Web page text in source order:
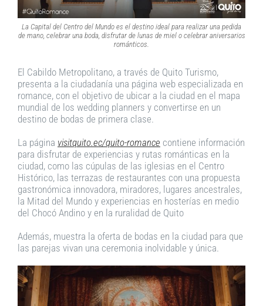
La Capital del Centro del Mundo es el destino ideal para realizar una pedida
de mano, celebrar una boda, disfrutar de lunas de miel o celebrar aniversarios
románticos.
El Cabildo Metropolitano, a través de Quito Turismo,
presenta a la ciudadanía una página web especializada en
romance, con el objetivo de ubicar a la ciudad en el mapa
mundial de los wedding planners y convertirse en un
destino de bodas de primera clase.
La página visitquito.ec/quito-romance contiene información
para disfrutar de experiencias y rutas románticas en la
ciudad, como las cúpulas de las iglesias en el Centro
Histórico, las terrazas de restaurantes con una propuesta
gastronómica innovadora, miradores, lugares ancestrales,
la Mitad del Mundo y experiencias en hosterías en medio
del Chocó Andino y en la ruralidad de Quito
Además, muestra la oferta de bodas en la ciudad para que
las parejas vivan una ceremonia inolvidable y única.